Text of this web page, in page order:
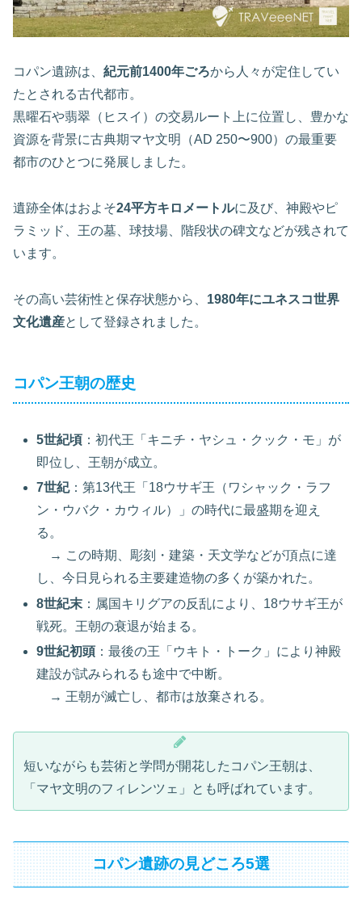
コパン遺跡は、 紀元前1400年ごろから人々が定住してい
たとされる古代都市。
黒曜石や翡翠（ヒスイ）の交易ルート上に位置し、豊かな
資源を背景に古典期マヤ文明（AD 250〜900）の最重要
都市のひとつに発展しました。
遺跡全体はおよそ24平方キロメートルに及び、神殿やピ
ラミッド、王の墓、球技場、階段状の碑文などが残されて
います。
その高い芸術性と保存状態から、 1980年にユネスコ世界
文化遺産として登録されました。
コパン王朝の歴史
5世紀頃 ：初代王「キニチ・ヤシュ・クック・モ」が
即位し、王朝が成立。
7世紀：第13代王「18ウサギ王（ワシャック・ラフ
ン・ウバク・カウィル）」の時代に最盛期を迎え
る。
→ この時期、彫刻・建築・天文学などが頂点に達
し、今日見られる主要建造物の多くが築かれた。
8世紀末 ：属国キリグアの反乱により、18ウサギ王が
戦死。王朝の衰退が始まる。
9世紀初頭 ：最後の王「ウキト・トーク」により神殿
建設が試みられるも途中で中断。
→ 王朝が滅亡し、都市は放棄される。
短いながらも芸術と学問が開花したコパン王朝は、
「マヤ文明のフィレンツェ」とも呼ばれています。
コパン遺跡の見どころ5選